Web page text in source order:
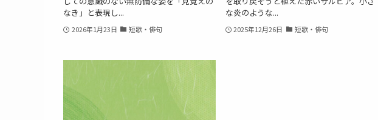
なき」と表現し...
2026年1月23日 短歌・俳句
な炎のような...
2025年12月26日 短歌・俳句